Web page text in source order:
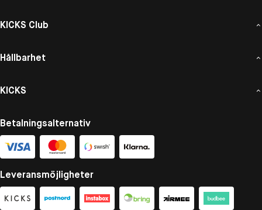
KICKS Club
Hållbarhet
KICKS
Betalningsalternativ
Leveransmöjligheter